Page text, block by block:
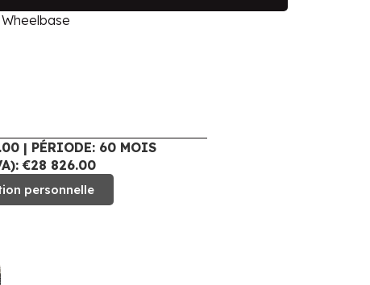
| PÉRIODE: 60 MOIS
€28 826.00
personnelle